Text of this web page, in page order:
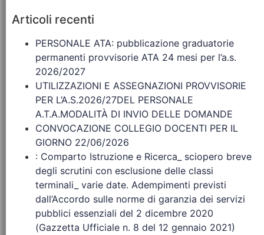
Articoli recenti
PERSONALE ATA: pubblicazione graduatorie
permanenti provvisorie ATA 24 mesi per l’a.s.
2026/2027
UTILIZZAZIONI E ASSEGNAZIONI PROVVISORIE
PER L’A.S.2026/27DEL PERSONALE
A.T.A.MODALITÀ DI INVIO DELLE DOMANDE
CONVOCAZIONE COLLEGIO DOCENTI PER IL
GIORNO 22/06/2026
: Comparto Istruzione e Ricerca_ sciopero breve
degli scrutini con esclusione delle classi
terminali_ varie date. Adempimenti previsti
dall’Accordo sulle norme di garanzia dei servizi
pubblici essenziali del 2 dicembre 2020
(Gazzetta Ufficiale n. 8 del 12 gennaio 2021)